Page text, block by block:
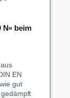
N» beim
EN
gut